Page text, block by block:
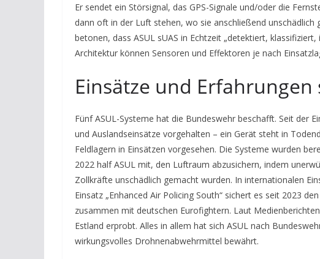
Er sendet ein Störsignal, das GPS-Signale und/oder die
dann oft in der Luft stehen, wo sie anschließend
betonen, dass ASUL sUAS in Echtzeit „detektiert,
Architektur können Sensoren und Effektoren je nach
Einsätze und Erfahrungen
Fünf ASUL-Systeme hat die Bundeswehr beschafft. Seit der
und Auslandseinsätze vorgehalten – ein Gerät steht in
Feldlagern in Einsätzen vorgesehen. Die Systeme wurden
2022 half ASUL mit, den Luftraum abzusichern, indem
Zollkräfte unschädlich gemacht wurden. In internationalen
Einsatz „Enhanced Air Policing South“ sichert es seit 2023
zusammen mit deutschen Eurofightern. Laut
Estland erprobt. Alles in allem hat sich ASUL nach
wirkungsvolles Drohnenabwehrmittel bewährt.